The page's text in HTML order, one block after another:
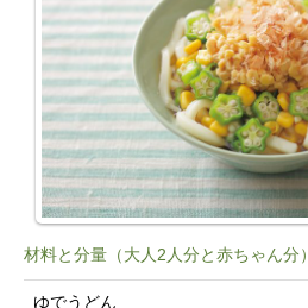
材料と分量（大人2人分と赤ちゃん分）
ゆでうどん